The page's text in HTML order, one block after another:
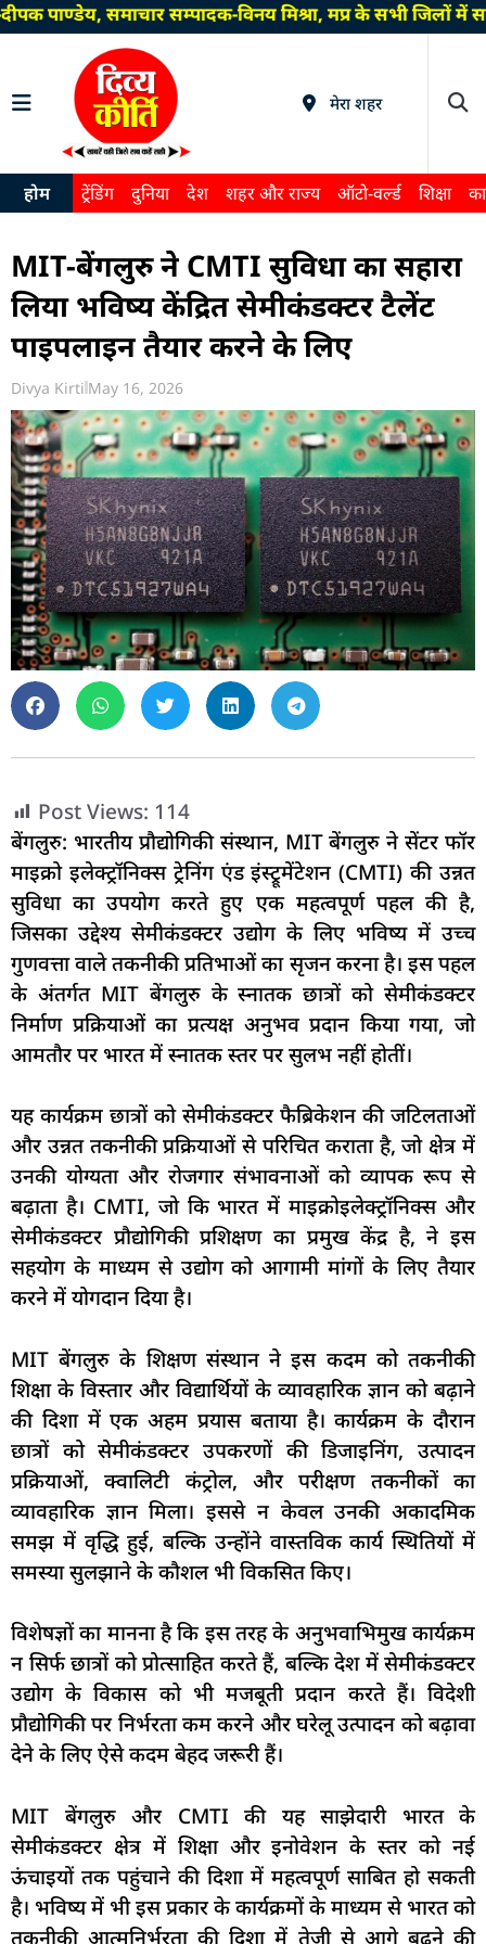
पाण्डेय, समाचार सम्पादक-विनय मिश्रा, मप्र के सभी जिलों
मेरा शहर
होम ट्रेंडिंग दुनिया देश शहर और राज्य ऑटो-वर्ल्ड शिक्षा
MIT-बेंगलुरु ने CMTI सुविधा का सहारा
लिया भविष्य केंद्रित सेमीकंडक्टर टैलेंट
पाइपलाइन तैयार करने के लिए
Divya Kirti May 16, 2026
Post Views: 114
बेंगलुरु: भारतीय प्रौद्योगिकी संस्थान, MIT बेंगलुरु ने सेंटर फॉर
माइक्रो इलेक्ट्रॉनिक्स ट्रेनिंग एंड इंस्ट्रूमेंटेशन (CMTI) की उन्नत
सुविधा का उपयोग करते हुए एक महत्वपूर्ण पहल की है,
जिसका उद्देश्य सेमीकंडक्टर उद्योग के लिए भविष्य में उच्च
गुणवत्ता वाले तकनीकी प्रतिभाओं का सृजन करना है। इस पहल
के अंतर्गत MIT बेंगलुरु के स्नातक छात्रों को सेमीकंडक्टर
निर्माण प्रक्रियाओं का प्रत्यक्ष अनुभव प्रदान किया गया, जो
आमतौर पर भारत में स्नातक स्तर पर सुलभ नहीं होतीं।
यह कार्यक्रम छात्रों को सेमीकंडक्टर फैब्रिकेशन की जटिलताओं
और उन्नत तकनीकी प्रक्रियाओं से परिचित कराता है, जो क्षेत्र में
उनकी योग्यता और रोजगार संभावनाओं को व्यापक रूप से
बढ़ाता है। CMTI, जो कि भारत में माइक्रोइलेक्ट्रॉनिक्स और
सेमीकंडक्टर प्रौद्योगिकी प्रशिक्षण का प्रमुख केंद्र है, ने इस
सहयोग के माध्यम से उद्योग को आगामी मांगों के लिए तैयार
करने में योगदान दिया है।
MIT बेंगलुरु के शिक्षण संस्थान ने इस कदम को तकनीकी
शिक्षा के विस्तार और विद्यार्थियों के व्यावहारिक ज्ञान को बढ़ाने
की दिशा में एक अहम प्रयास बताया है। कार्यक्रम के दौरान
छात्रों को सेमीकंडक्टर उपकरणों की डिजाइनिंग, उत्पादन
प्रक्रियाओं, क्वालिटी कंट्रोल, और परीक्षण तकनीकों का
व्यावहारिक ज्ञान मिला। इससे न केवल उनकी अकादमिक
समझ में वृद्धि हुई, बल्कि उन्होंने वास्तविक कार्य स्थितियों में
समस्या सुलझाने के कौशल भी विकसित किए।
विशेषज्ञों का मानना है कि इस तरह के अनुभवाभिमुख कार्यक्रम
न सिर्फ छात्रों को प्रोत्साहित करते हैं, बल्कि देश में सेमीकंडक्टर
उद्योग के विकास को भी मजबूती प्रदान करते हैं। विदेशी
प्रौद्योगिकी पर निर्भरता कम करने और घरेलू उत्पादन को बढ़ावा
देने के लिए ऐसे कदम बेहद जरूरी हैं।
MIT बेंगलुरु और CMTI की यह साझेदारी भारत के
सेमीकंडक्टर क्षेत्र में शिक्षा और इनोवेशन के स्तर को नई
ऊंचाइयों तक पहुंचाने की दिशा में महत्वपूर्ण साबित हो सकती
है। भविष्य में भी इस प्रकार के कार्यक्रमों के माध्यम से भारत को
तकनीकी आत्मनिर्भरता की दिशा में तेजी से आगे बढ़ने की